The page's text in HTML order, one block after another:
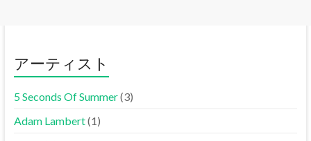
アーティスト
5 Seconds Of Summer(3)
Adam Lambert(1)